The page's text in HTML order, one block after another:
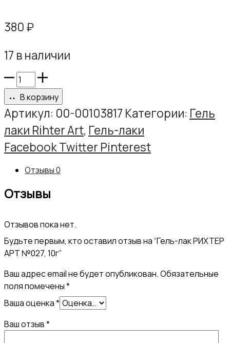
380₽
17 в наличии
Количество
товара
Гель-
лак
РИХТЕР
№027,
10г
В корзину
Артикул: 00-00103817 Категории: Гель
лаки Rihter Art, Гель-лаки
Share
FacebookTwitter Pinterest
Отзывы0
Отзывы
Отзывов пока нет.
Будьте первым, кто оставил отзыв на “Гель-лак РИХТЕР
АРТ №027, 10г”
Ваш адрес email не будет опубликован.Обязательные
поля помечены*
Ваша оценка*
Ваш отзыв*